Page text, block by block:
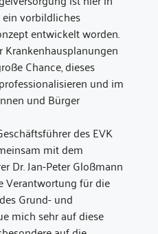
vorbildliches
entwickelt worden.
Chance, dieses
und im
und Bürger
des EVK
mit dem
Dr. Jan-Peter Gloßmann
Verantwortung für die
Grund- und
mich sehr auf diese